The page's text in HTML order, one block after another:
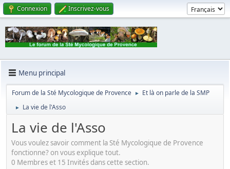
Connexion Inscrivez-vous
Menu principal
Forum de la Sté Mycologique de Provence ► Et là on parle de la SMP
► La vie de l'Asso
La vie de l'Asso
Vous voulez savoir comment la Sté Mycologique de Provence
fonctionne? on vous explique tout.
0 Membres et 15 Invités dans cette section.